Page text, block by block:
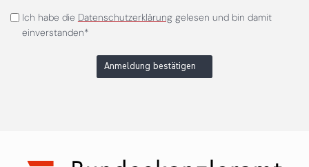
Ich habe die Datenschutzerklärunggelesen und bin damit
einverstanden*
Anmeldung bestätigen